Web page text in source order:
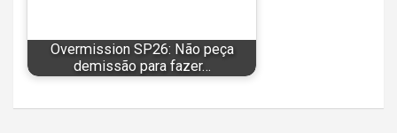
Overmission SP26: Não peça
demissão para fazer…